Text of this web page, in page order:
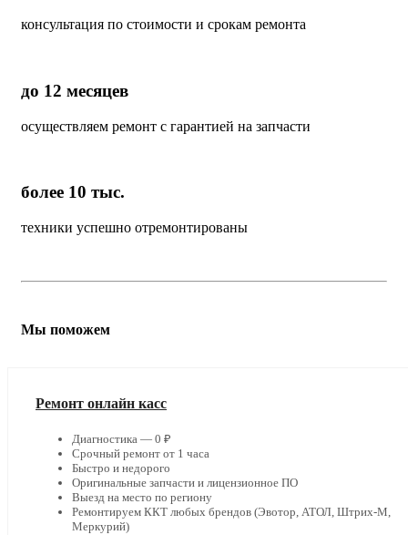
консультация по стоимости и срокам ремонта
до 12 месяцев
осуществляем ремонт с гарантией на запчасти
более 10 тыс.
техники успешно отремонтированы
Мы поможем
Ремонт онлайн касс
Диагностика — 0 ₽
Срочный ремонт от 1 часа
Быстро и недорого
Оригинальные запчасти и лицензионное ПО
Выезд на место по региону
Ремонтируем ККТ любых брендов (Эвотор, АТОЛ, Штрих-М,
Меркурий)